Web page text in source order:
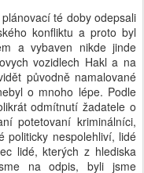
té doby odepsali
konfliktu a proto byl
a vybaven nikde jinde
vozidlech Hakl a na
původně namalované
o mnoho lépe. Podle
odmítnutí žadatele o
potetovaní kriminálníci,
politicky nespolehliví, lidé
lidé, kterých z hlediska
na odpis, byli jsme